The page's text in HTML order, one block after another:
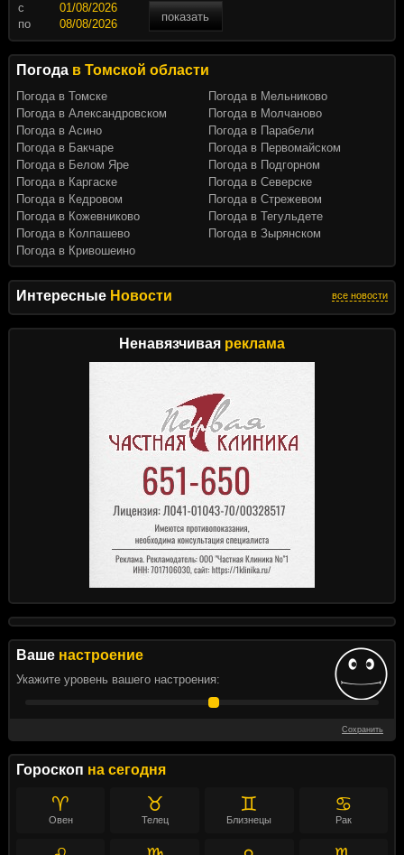
Интересные Новости все новости
Ненавязчивая реклама
Ваше настроение
Укажите уровень вашего настроения:
Сохранить
Гороскоп на сегодня
♈
Овен
♉
Телец
♊
Близнецы
♋
Рак
c
показать
по
Погода в Томской области
Погода в Томске
Погода в Александровском
Погода в Асино
Погода в Бакчаре
Погода в Белом Яре
Погода в Каргаске
Погода в Кедровом
Погода в Кожевниково
Погода в Колпашево
Погода в Кривошеино
Погода в Мельниково
Погода в Молчаново
Погода в Парабели
Погода в Первомайском
Погода в Подгорном
Погода в Северске
Погода в Стрежевом
Погода в Тегульдете
Погода в Зырянском